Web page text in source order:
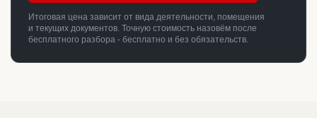
Итоговая цена зависит от вида деятельности, помещения
и текущих документов. Точную стоимость назовём после
бесплатного разбора - бесплатно и без обязательств.